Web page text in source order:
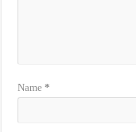
Name*